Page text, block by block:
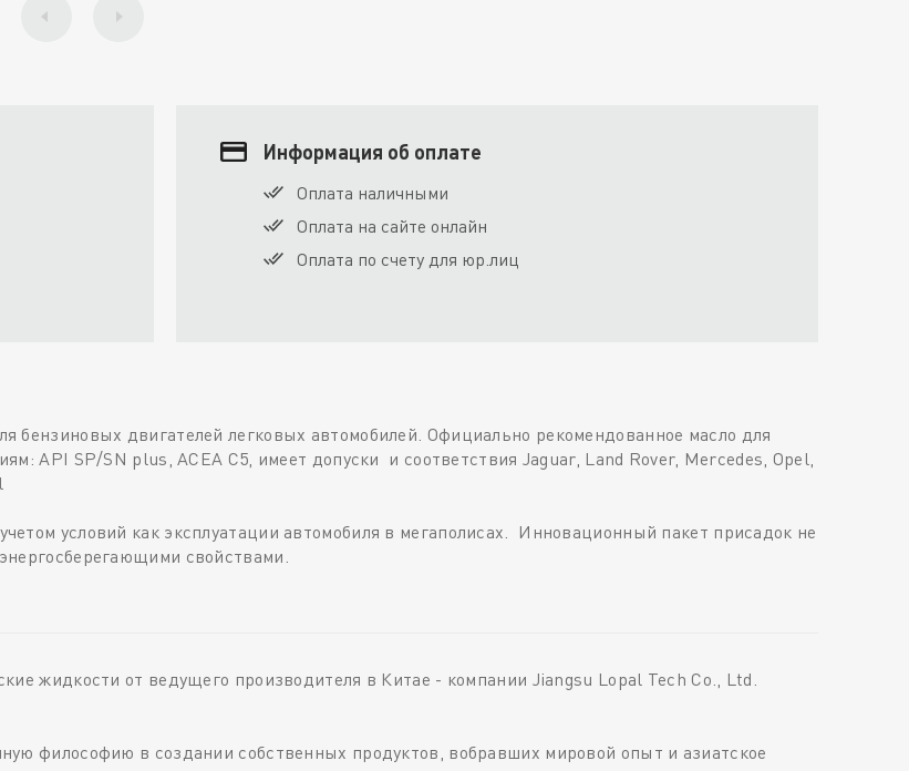
Информация об оплате
Оплата наличными
Оплата на сайте онлайн
Оплата по счету для юр.лиц
бензиновых двигателей легковых автомобилей. Официально рекомендованное масло для
API SP/SN plus, ACEA C5, имеет допуски и соответствия Jaguar, Land Rover, Mercedes, Opel,
условий как эксплуатации автомобиля в мегаполисах. Инновационный пакет присадок не
свойствами.
жидкости от ведущего производителя в Китае - компании Jiangsu Lopal Tech Co., Ltd.
философию в создании собственных продуктов, вобравших мировой опыт и азиатское